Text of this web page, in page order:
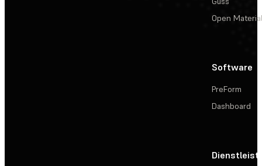
Open
Software
PreForm
Dashboard